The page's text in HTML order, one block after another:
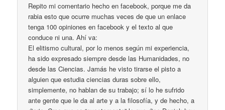
Repito mi comentario hecho en facebook, porque me da
rabia esto que ocurre muchas veces de que un enlace
tenga 100 opiniones en facebook y el texto al que
conduce ni una. Ahí va:
El elitismo cultural, por lo menos según mi experiencia,
ha sido expresado siempre desde las Humanidades, no
desde las Ciencias. Jamás he visto tirarse el pisto a
alguien que estudia ciencias duras sobre ello,
simplemente, no hablan de su trabajo; sí lo he sufrido
ante gente que le da al arte y a la filosofía, y de hecho, a